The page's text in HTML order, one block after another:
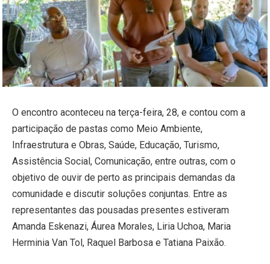
O encontro aconteceu na terça-feira, 28, e contou com a
participação de pastas como Meio Ambiente,
Infraestrutura e Obras, Saúde, Educação, Turismo,
Assistência Social, Comunicação, entre outras, com o
objetivo de ouvir de perto as principais demandas da
comunidade e discutir soluções conjuntas. Entre as
representantes das pousadas presentes estiveram
Amanda Eskenazi, Áurea Morales, Liria Uchoa, Maria
Herminia Van Tol, Raquel Barbosa e Tatiana Paixão.